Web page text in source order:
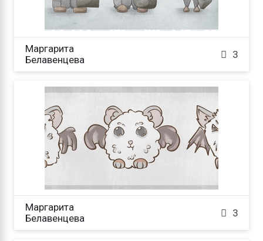
Маргарита
Белавенцева
3
Маргарита
Белавенцева
3